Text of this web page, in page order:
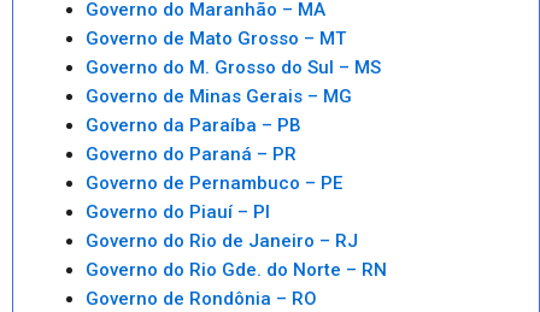
Governo do Maranhão – MA
Governo de Mato Grosso – MT
Governo do M. Grosso do Sul – MS
Governo de Minas Gerais – MG
Governo da Paraíba – PB
Governo do Paraná – PR
Governo de Pernambuco – PE
Governo do Piauí – PI
Governo do Rio de Janeiro – RJ
Governo do Rio Gde. do Norte – RN
Governo de Rondônia – RO